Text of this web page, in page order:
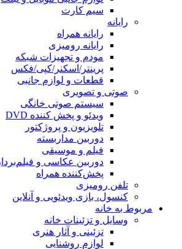
سیم کارت
رایانه
رایانه همراه
رایانه رومیزی
مودم و تجهیزات شبکه
پرینتر/اسکنر/کپی/فکس
قطعات و لوازم جانبی
صوتی و تصویری
سیستم صوتی خانگی
ویدئو و پخش کننده DVD
تلویزیون و پروژکتور
دوربین مداربسته
فیلم و موسیقی
دوربین عکاسی و
پخش‌کننده همراه
تلفن رومیزی
کنسول، بازی‌ ویدئویی و آنلاین
مربوط به خانه
وسایل و تزئینات خانه
تزئینی و آثار هنری
لوازم روشنایی